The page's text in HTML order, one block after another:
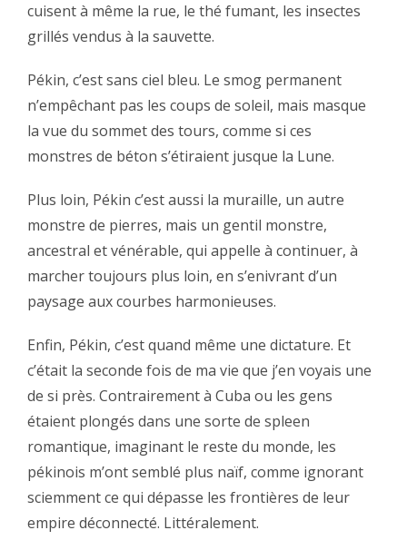
cuisent à même la rue, le thé fumant, les insectes
grillés vendus à la sauvette.‬
‪Pékin, c’est sans ciel bleu. Le smog permanent
n’empêchant pas les coups de soleil, mais masque
la vue du sommet des tours, comme si ces
monstres de béton s’étiraient jusque la Lune.‬
‪Plus loin, Pékin c’est aussi la muraille, un autre
monstre de pierres, mais un gentil monstre,
ancestral et vénérable, qui appelle à continuer, à
marcher toujours plus loin, en s’enivrant d’un
paysage aux courbes harmonieuses.‬
‪Enfin, Pékin, c’est quand même une dictature. Et
c’était la seconde fois de ma vie que j’en voyais une
de si près. Contrairement à Cuba ou les gens
étaient plongés dans une sorte de spleen
romantique, imaginant le reste du monde, les
pékinois m’ont semblé plus naïf, comme ignorant
sciemment ce qui dépasse les frontières de leur
empire déconnecté. Littéralement.‬